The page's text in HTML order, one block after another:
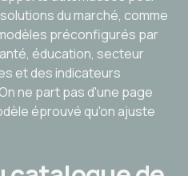
du marché, comme
préconfigurés par
éducation, secteur
et des indicateurs
ne part pas d'une page
éprouvé qu'on ajuste